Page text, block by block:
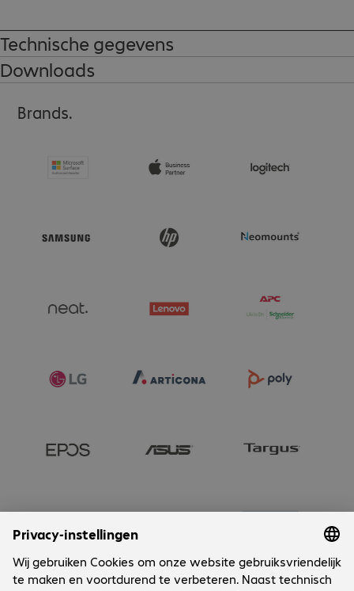
Also suitable for very fine surfaces
Material: mixed textile fibre
Dimensions: 18 x 18 cm
Technische gegevens
Downloads
Brands.